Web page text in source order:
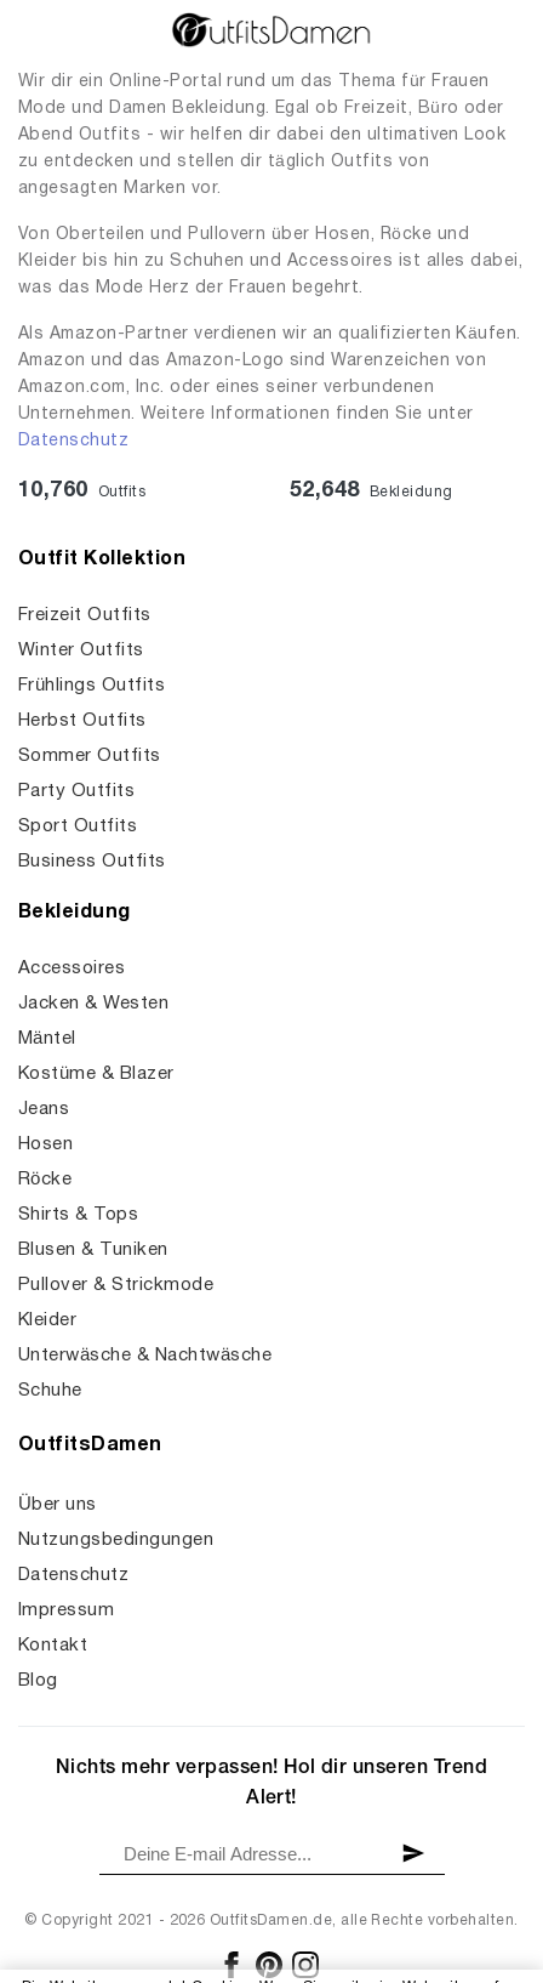
Wir dir ein Online-Portal rund um das Thema für Frauen
Mode und Damen Bekleidung. Egal ob Freizeit, Büro oder
Abend Outfits - wir helfen dir dabei den ultimativen Look
zu entdecken und stellen dir täglich Outfits von
angesagten Marken vor.
Von Oberteilen und Pullovern über Hosen, Röcke und
Kleider bis hin zu Schuhen und Accessoires ist alles dabei,
was das Mode Herz der Frauen begehrt.
Als Amazon-Partner verdienen wir an qualifizierten Käufen.
Amazon und das Amazon-Logo sind Warenzeichen von
Amazon.com, Inc. oder eines seiner verbundenen
Unternehmen. Weitere Informationen finden Sie unter
Datenschutz
10,760 Outfits 52,648 Bekleidung
Outfit Kollektion
Freizeit Outfits
Winter Outfits
Frühlings Outfits
Herbst Outfits
Sommer Outfits
Party Outfits
Sport Outfits
Business Outfits
Bekleidung
Accessoires
Jacken & Westen
Mäntel
Kostüme & Blazer
Jeans
Hosen
Röcke
Shirts & Tops
Blusen & Tuniken
Pullover & Strickmode
Kleider
Unterwäsche & Nachtwäsche
Schuhe
OutfitsDamen
Über uns
Nutzungsbedingungen
Datenschutz
Impressum
Kontakt
Blog
© Copyright 2021 - 2026 OutfitsDamen.de, alle Rechte vorbehalten.
Nichts mehr verpassen! Hol dir unseren Trend
Alert!